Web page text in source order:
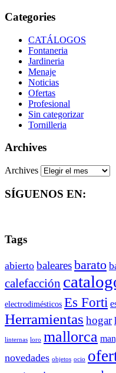
Categories
CATÁLOGOS
Fontaneria
Jardineria
Menaje
Noticias
Ofertas
Profesional
Sin categorizar
Tornilleria
Archives
Archives
SÍGUENOS EN:
Tags
abierto balearesbarato
calefacción
electrodimésticos Es Forti
Herramientas hogar
linternas loro mallorca
novedades objetos ocio